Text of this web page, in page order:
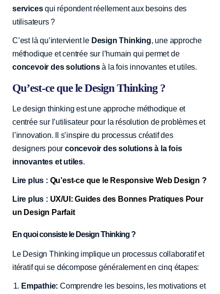
servicesqui répondent réellement aux besoins des
utilisateurs ?
C’est là qu’intervient le Design Thinking, une approche
méthodique et centrée sur l’humain qui permet de
concevoir des solutionsà la fois innovantes et utiles.
Qu’est-ce que le Design Thinking ?
Le design thinking est une approche méthodique et
centrée sur l’utilisateur pour la résolution de problèmes et
l’innovation. Il s’inspire du processus créatif des
designers pourconcevoir des solutions à la fois
innovantes et utiles.
Lire plus : Qu’est-ce que le Responsive Web Design ?
Lire plus : UX/UI: Guides des Bonnes Pratiques Pour
un Design Parfait
En quoi consiste le Design Thinking ?
Le Design Thinking implique un processus collaboratif et
itératif qui se décompose généralement en cinq étapes:
Empathie: Comprendre les besoins, les motivations et